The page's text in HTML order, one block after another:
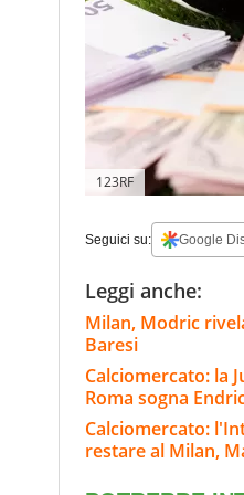
123RF
Seguici su: Google
Leggi anche:
Milan, Modric
Baresi
Calciomercato: la
Roma sogna
Calciomercato:
restare al Milan,